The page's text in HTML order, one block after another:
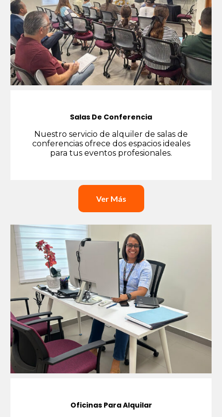
Salas De Conferencia
Nuestro servicio de alquiler de salas de
conferencias ofrece dos espacios ideales
para tus eventos profesionales.
Ver Más
Oficinas Para Alquilar